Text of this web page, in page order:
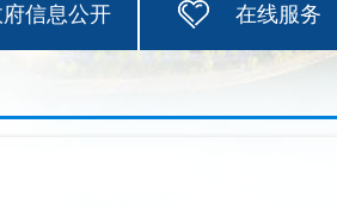
信息公开 在线服务